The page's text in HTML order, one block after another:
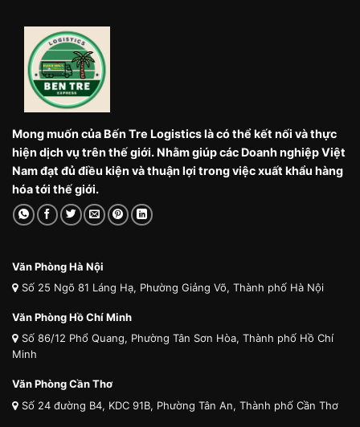
Mong muốn của Bến Tre Logistics là có thể kết nối và thực
hiện dịch vụ trên thế giới. Nhằm giúp các Doanh nghiệp Việt
Nam đạt đủ điều kiện và thuận lợi trong việc xuất khẩu hàng
hóa tới thế giới.
Văn Phòng Hà Nội
Số 25 Ngõ 81 Láng Hạ, Phường Giảng Võ, Thành phố Hà Nội
Văn Phòng Hồ Chí Minh
Số 86/12 Phổ Quang, Phường Tân Sơn Hòa, Thành phố Hồ Chí
Minh
Văn Phòng Cần Thơ
Số 24 đường B4, KDC 91B, Phường Tân An, Thành phố Cần Thơ